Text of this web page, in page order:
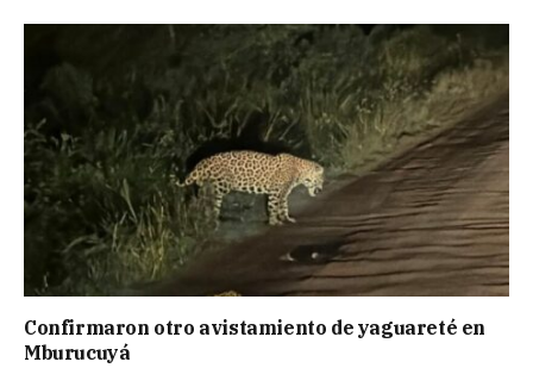
Confirmaron otro avistamiento de yaguareté en
Mburucuyá